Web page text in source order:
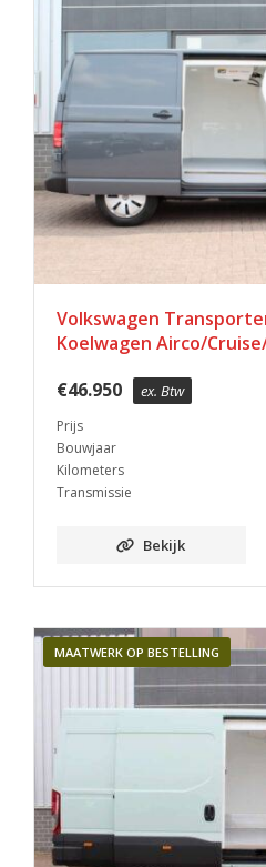
Volkswagen
Koelwagen Airco/
€46.950 ex. Btw
Prijs
Bouwjaar
Kilometers
Transmissie
Bekijk
MAATWERK OP BESTELLING